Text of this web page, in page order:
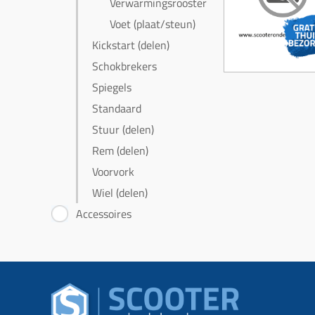
Voet (plaat/steun)
Kickstart (delen)
Schokbrekers
Spiegels
Standaard
Stuur (delen)
Rem (delen)
Voorvork
Wiel (delen)
Accessoires